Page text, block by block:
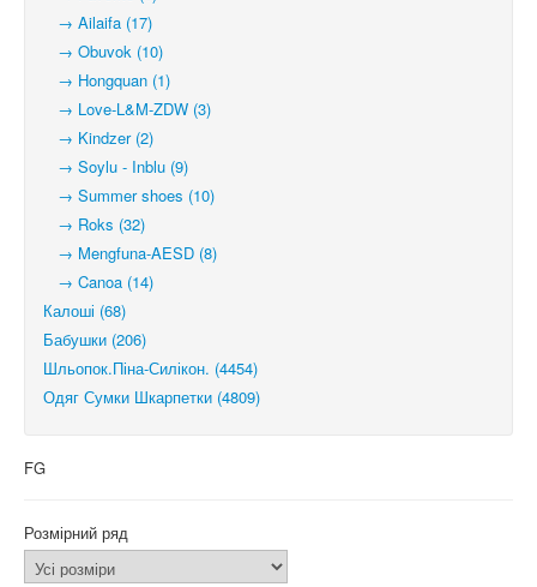
→ Ailaifa (17)
→ Obuvok (10)
→ Hongquan (1)
→ Love-L&M-ZDW (3)
→ Kindzer (2)
→ Soylu - Inblu (9)
→ Summer shoes (10)
→ Roks (32)
→ Mengfuna-AESD (8)
→ Canoa (14)
Калоші (68)
Бабушки (206)
Шльопок.Піна-Силікон. (4454)
Одяг Сумки Шкарпетки (4809)
FG
Розмірний ряд